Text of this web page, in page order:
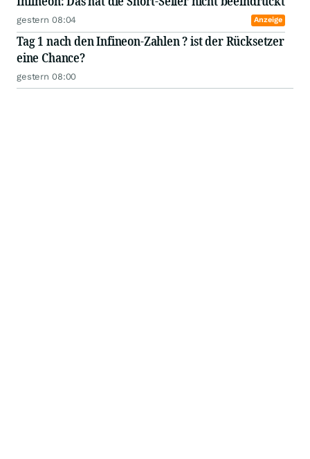
gestern 08:04 Anzeige
Tag 1 nach den Infineon-Zahlen ? ist der Rücksetzer
eine Chance?
gestern 08:00